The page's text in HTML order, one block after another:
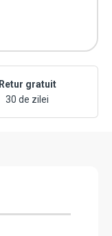
Retur gratuit
30 de zilei